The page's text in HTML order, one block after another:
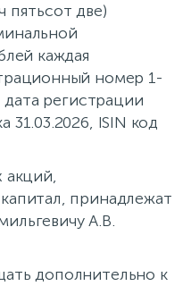
пятьсот две)
каждая
номер 1-
дата регистрации
31.03.2026, ISIN код
акций,
принадлежат
А.В.
дополнительно к